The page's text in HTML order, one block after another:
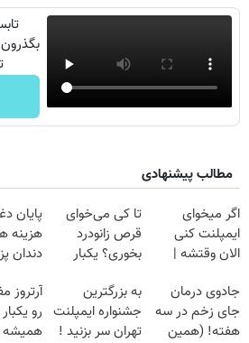
مطالب پیشنهادی
اگر میخوای
ایمپلنت کنی
الان وقتشه |
میلیون تومان!!!
تا کی می‌خوای
قرص زانودرد
بخوری؟ یکبار
کن
پایان
هزینه
دندان
خانگی
جادوی درمان
جای زخم در سه
هفته! (همین
به بزرگترین
جشنواره ایمپلنت
تهران سر بزنید !
آرتروز
رو
همیشه